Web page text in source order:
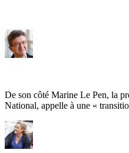
De son côté Marine Le Pen, la
National, appelle à une «